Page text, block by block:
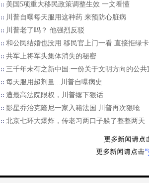
美国5项重大移民政策调整生效 一文看懂
川普自曝每天服用这种药 来预防心脏病
川普老了吗？ 他强烈反驳
和公民结婚也没用 移民官上门一看 直接拒绿卡
共军上将军头集体消失的秘密
三千年未有之新中国:一份关于文明方向的公共
每天服用超剂量...川普自曝病史
遭最高法院限权，川普撂下狠话
影星乔治克隆尼一家入籍法国 川普再次狠呛
北京七环大爆炸，传老习两口子躲了整整两天